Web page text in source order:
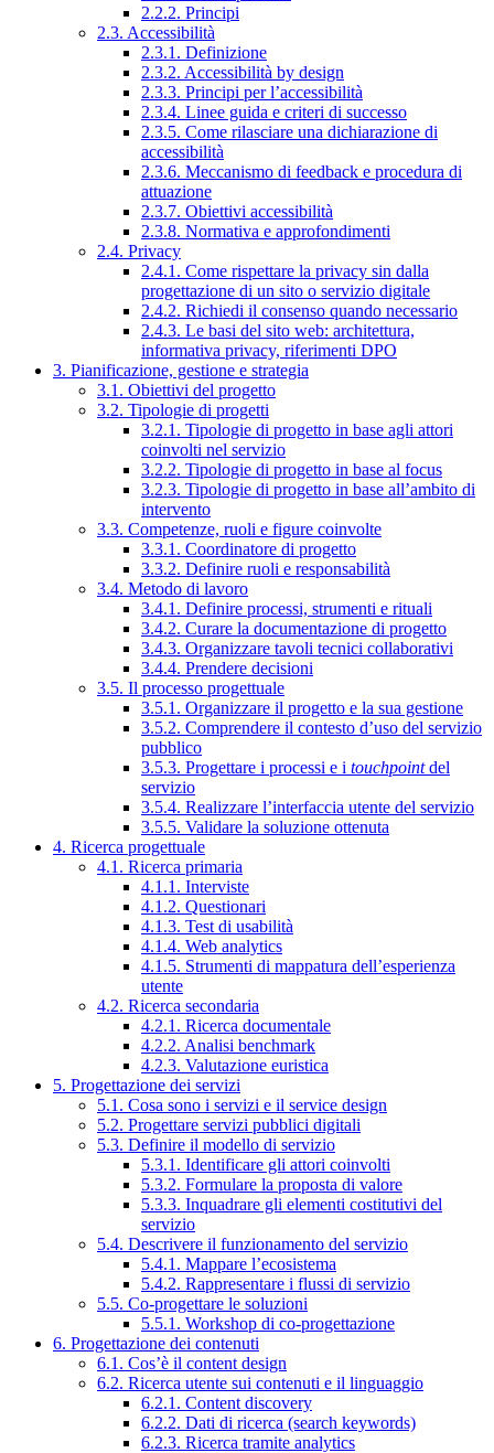
2.2.2. Principi
2.3. Accessibilità
2.3.1. Definizione
2.3.2. Accessibilità by design
2.3.3. Principi per l’accessibilità
2.3.4. Linee guida e criteri di successo
2.3.5. Come rilasciare una dichiarazione di
accessibilità
2.3.6. Meccanismo di feedback e procedura di
attuazione
2.3.7. Obiettivi accessibilità
2.3.8. Normativa e approfondimenti
2.4. Privacy
2.4.1. Come rispettare la privacy sin dalla
progettazione di un sito o servizio digitale
2.4.2. Richiedi il consenso quando necessario
2.4.3. Le basi del sito web: architettura,
informativa privacy, riferimenti DPO
3. Pianificazione, gestione e strategia
3.1. Obiettivi del progetto
3.2. Tipologie di progetti
3.2.1. Tipologie di progetto in base agli attori
coinvolti nel servizio
3.2.2. Tipologie di progetto in base al focus
3.2.3. Tipologie di progetto in base all’ambito di
intervento
3.3. Competenze, ruoli e figure coinvolte
3.3.1. Coordinatore di progetto
3.3.2. Definire ruoli e responsabilità
3.4. Metodo di lavoro
3.4.1. Definire processi, strumenti e rituali
3.4.2. Curare la documentazione di progetto
3.4.3. Organizzare tavoli tecnici collaborativi
3.4.4. Prendere decisioni
3.5. Il processo progettuale
3.5.1. Organizzare il progetto e la sua gestione
3.5.2. Comprendere il contesto d’uso del servizio
pubblico
3.5.3. Progettare i processi e i touchpointdel
servizio
3.5.4. Realizzare l’interfaccia utente del servizio
3.5.5. Validare la soluzione ottenuta
4. Ricerca progettuale
4.1. Ricerca primaria
4.1.1. Interviste
4.1.2. Questionari
4.1.3. Test di usabilità
4.1.4. Web analytics
4.1.5. Strumenti di mappatura dell’esperienza
utente
4.2. Ricerca secondaria
4.2.1. Ricerca documentale
4.2.2. Analisi benchmark
4.2.3. Valutazione euristica
5. Progettazione dei servizi
5.1. Cosa sono i servizi e il service design
5.2. Progettare servizi pubblici digitali
5.3. Definire il modello di servizio
5.3.1. Identificare gli attori coinvolti
5.3.2. Formulare la proposta di valore
5.3.3. Inquadrare gli elementi costitutivi del
servizio
5.4. Descrivere il funzionamento del servizio
5.4.1. Mappare l’ecosistema
5.4.2. Rappresentare i flussi di servizio
5.5. Co-progettare le soluzioni
5.5.1. Workshop di co-progettazione
6. Progettazione dei contenuti
6.1. Cos’è il content design
6.2. Ricerca utente sui contenuti e il linguaggio
6.2.1. Content discovery
6.2.2. Dati di ricerca (search keywords)
6.2.3. Ricerca tramite analytics